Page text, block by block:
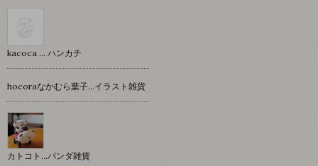
kacoca ... ハンカチ
hocoraなかむら葉子…イラスト雑貨
カトコト…パンダ雑貨